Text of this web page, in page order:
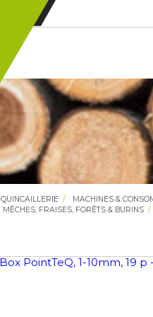
QUINCAILLERIE MACHINES &
MÊCHES, FRAISES, FORÊTS & BURINS